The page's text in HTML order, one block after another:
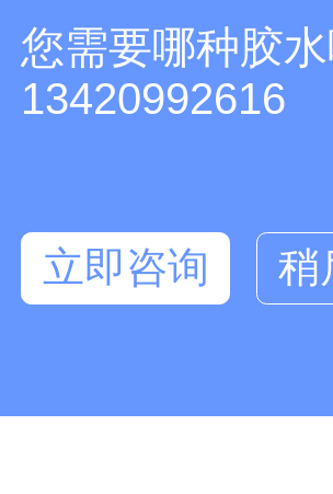
您需要哪种胶
13420992616
立即咨询 稍